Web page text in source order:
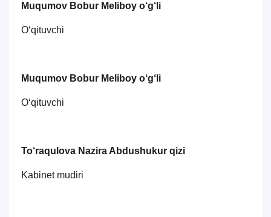
Muqumov Bobur Meliboy o‘g‘li
O‘qituvchi
Muqumov Bobur Meliboy o‘g‘li
O‘qituvchi
To‘raqulova Nazira Abdushukur qizi
Kabinet mudiri